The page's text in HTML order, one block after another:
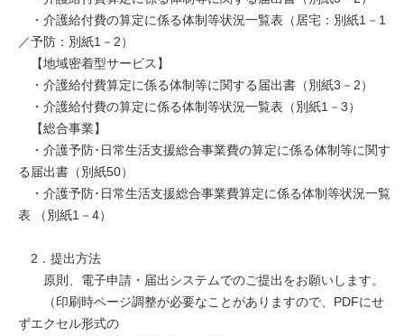
・介護給付費の算定に係る体制等状況一覧表（居宅：別紙1－1
／予防：別紙1－2）
【地域密着型サービス】
・介護給付費算定に係る体制等に関する届出書（別紙3－2）
・介護給付費の算定に係る体制等状況一覧表（別紙1－3）
【総合事業】
・介護予防･日常生活支援総合事業費の算定に係る体制等に関す
る届出書（別紙50）
・介護予防･日常生活支援総合事業費算定に係る体制等状況一覧
表 （別紙1－4）
2．提出方法
原則、電子申請・届出システムでのご提出をお願いします。
（印刷時ページ調整が必要なことがありますので、PDFにせ
ずエクセル形式の